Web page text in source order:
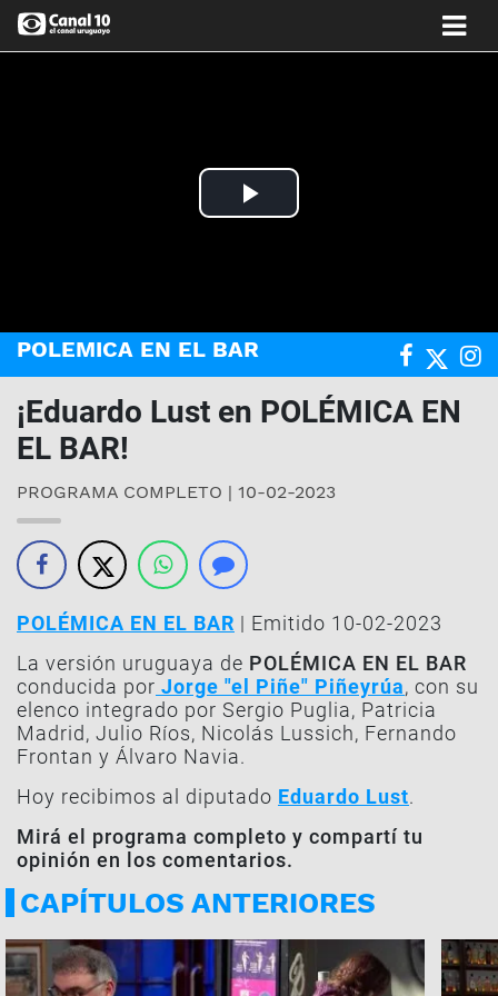
Play
POLEMICA EN EL BAR
¡Eduardo Lust en POLÉMICA EN
EL BAR!
PROGRAMA COMPLETO | 10-02-2023
POLÉMICA EN EL BAR | Emitido 10-02-2023
La versión uruguaya de POLÉMICA EN EL BAR
conducida por Jorge "el Piñe" Piñeyrúa, con su
elenco integrado por Sergio Puglia, Patricia
Madrid, Julio Ríos, Nicolás Lussich, Fernando
Frontan y Álvaro Navia.
Hoy recibimos al diputado Eduardo Lust.
Mirá el programa completo y compartí tu
opinión en los comentarios.
CAPÍTULOS ANTERIORES